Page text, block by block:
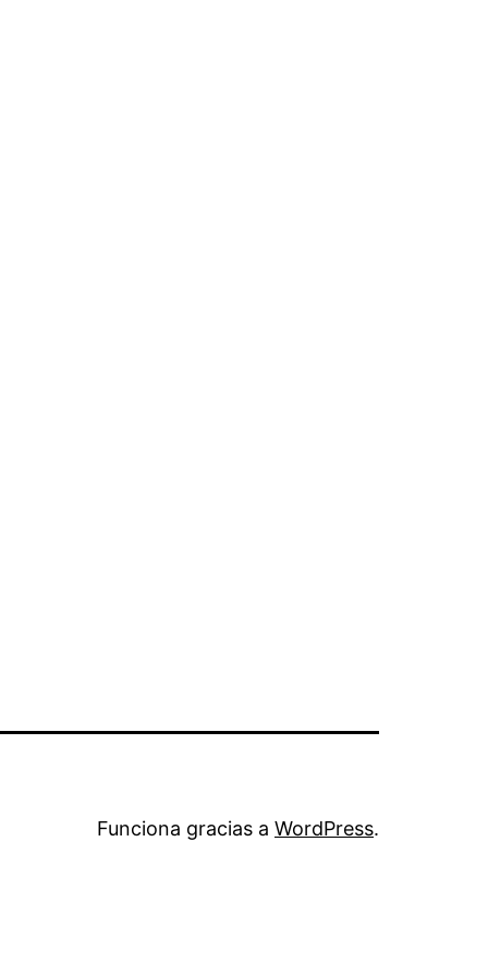
Funciona gracias a WordPress.